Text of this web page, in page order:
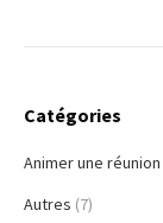
Catégories
Animer une réunion
Autres (7)